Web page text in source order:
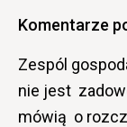
Komentarze
Zespól
nie jest
mówią o